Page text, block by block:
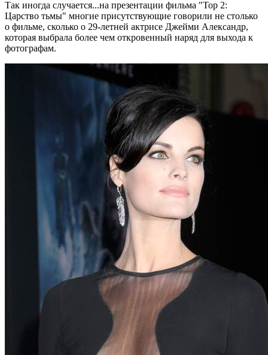
Так иногда случается...на презентации фильма "Тор 2:
Царство тьмы" многие присутствующие говорили не столько
о фильме, сколько о 29-летней актрисе Джейми Александр,
которая выбрала более чем откровенный наряд для выхода к
фотографам.